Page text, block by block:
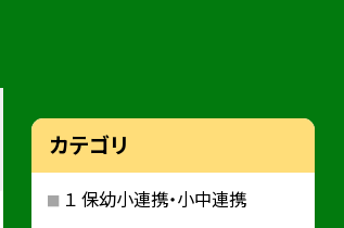
カテゴリ
１ 保幼小連携・小中連携